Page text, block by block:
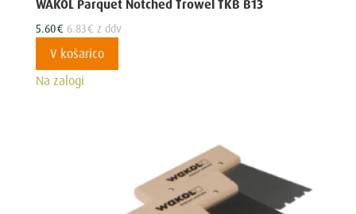
WAKOL Parquet Notched Trowel TKB B13
5.60€ 6.83€ z ddv
V košarico
Na zalogi